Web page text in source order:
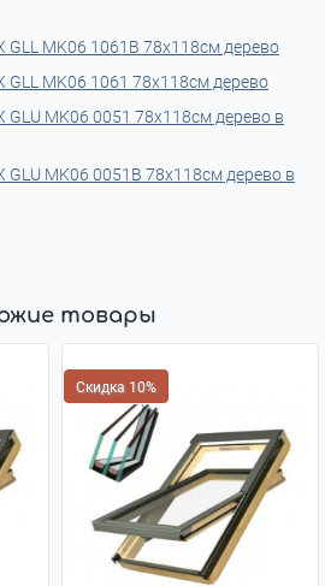
GLL MK06 1061B 78x118см дерево
GLL MK06 1061 78x118см дерево
GLU MK06 0051 78x118см дерево в
GLU MK06 0051B 78x118см дерево в
товары
Скидка 10%